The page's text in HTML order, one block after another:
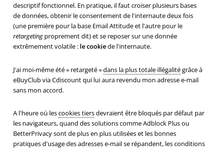
descriptif fonctionnel. En pratique, il faut croiser plusieurs bases
de données, obtenir le consentement de l'internaute deux fois
(une première pour la base Email Attitude et l'autre pour le
retargetingproprement dit) et se reposer sur une donnée
extrêmement volatile : le cookiede l'internaute.
J'ai moi-même été « retargeté »dans la plus totale illégalitégrâce à
eBuyClub via Cdiscount qui lui aura revendu mon adresse e-mail
sans mon accord.
A l'heure où lescookies tiersdevraient être bloqués par défaut par
les navigateurs, quand des solutions comme Adblock Plus ou
BetterPrivacy sont de plus en plus utilisées et les bonnes
pratiques d'usage des adresses e-mail se répandent, les conditions